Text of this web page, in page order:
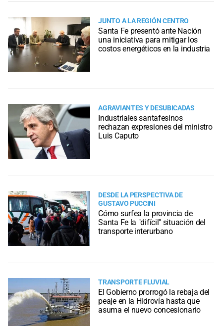
JUNTO A LA REGIÓN CENTRO
Santa Fe presentó ante Nación
una iniciativa para mitigar los
costos energéticos en la industria
AGRAVIANTES Y DESUBICADAS
Industriales santafesinos
rechazan expresiones del ministro
Luis Caputo
DESDE LA PERSPECTIVA DE
GUSTAVO PUCCINI
Cómo surfea la provincia de
Santa Fe la "difícil" situación del
transporte interurbano
TRANSPORTE FLUVIAL
El Gobierno prorrogó la rebaja del
peaje en la Hidrovía hasta que
asuma el nuevo concesionario